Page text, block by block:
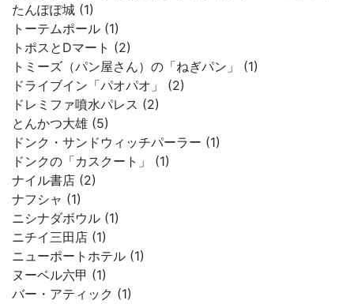
たんぽぽ城 (1)
トーテムポール (1)
トポスとDマート (2)
トミーズ（パン屋さん）の「ねぎパン」 (1)
ドライブイン「パオパオ」 (2)
ドレミファ噴水パレス (2)
とんかつ大雄 (5)
ドンク・サンドウィッチパーラー (1)
ドンクの「カスクート」 (1)
ナイル書店 (2)
ナフシャ (1)
ニシナダボウル (1)
ニチイ三田店 (1)
ニューポートホテル (1)
ヌーベル六甲 (1)
バー・アティック (1)